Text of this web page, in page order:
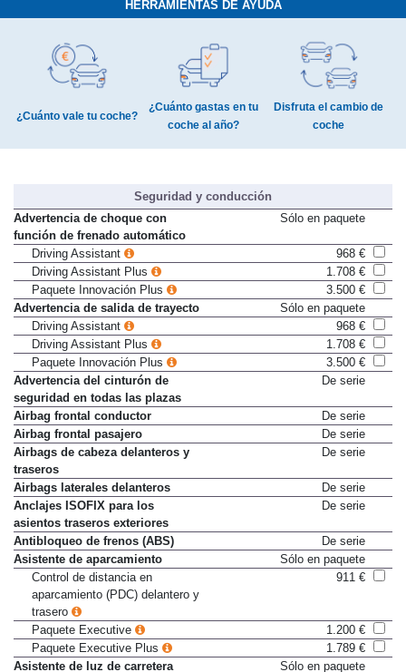
HERRAMIENTAS DE AYUDA
¿Cuánto gastas en tu
Disfruta el cambio de
Seguridad y conducción
Advertencia de choque con
función de frenado automático
Driving Assistant
968 €
Driving Assistant Plus
1.708 €
Paquete Innovación Plus
3.500 €
Advertencia de salida de trayecto
Sólo en paquete
Driving Assistant
968 €
Driving Assistant Plus
1.708 €
Paquete Innovación Plus
3.500 €
Advertencia del cinturón de
seguridad en todas las plazas
Airbag frontal conductor
De serie
Airbag frontal pasajero
De serie
Airbags de cabeza delanteros y
traseros
Airbags laterales delanteros
De serie
Anclajes ISOFIX para los
asientos traseros exteriores
Antibloqueo de frenos (ABS)
De serie
Asistente de aparcamiento
Sólo en paquete
Control de distancia en
aparcamiento (PDC) delantero y
trasero
Paquete Executive
1.200 €
Paquete Executive Plus
1.789 €